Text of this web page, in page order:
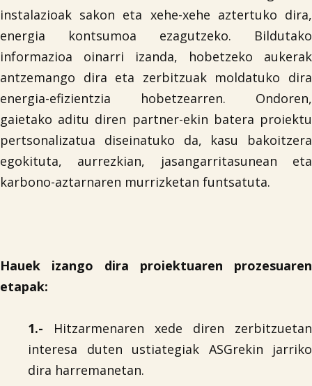
instalazioak sakon eta xehe-xehe aztertuko dira,
energia kontsumoa ezagutzeko. Bildutako
informazioa oinarri izanda, hobetzeko aukerak
antzemango dira eta zerbitzuak moldatuko dira
energia-efizientzia hobetzearren. Ondoren,
gaietako aditu diren partner-ekin batera proiektu
pertsonalizatua diseinatuko da, kasu bakoitzera
egokituta, aurrezkian, jasangarritasunean eta
karbono-aztarnaren murrizketan funtsatuta.
Hauek izango dira proiektuaren prozesuaren
etapak:
1.- Hitzarmenaren xede diren zerbitzuetan
interesa duten ustiategiak ASGrekin jarriko
dira harremanetan.